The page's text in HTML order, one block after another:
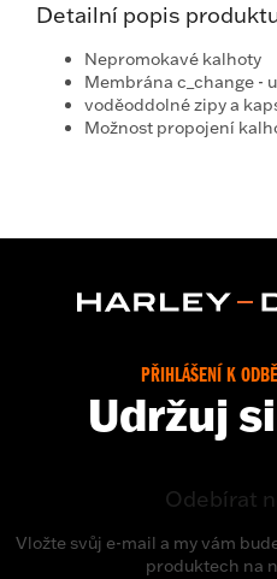
Detailní popis
Nepromokavé kalhoty
Membrána c_change -
voděoddolné zipy a
Možnost propojení
PŘIHLÁŠENÍ K
Udržuj
Odebírat
Vložte svůj e-mail a my vám
produktech na